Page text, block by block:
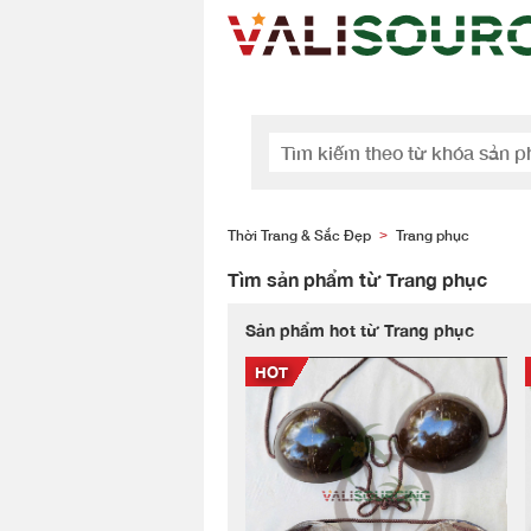
Thời Trang & Sắc Đẹp > Trang phục
Tìm sản phẩm từ Trang phục
Sản phẩm hot từ Trang phục